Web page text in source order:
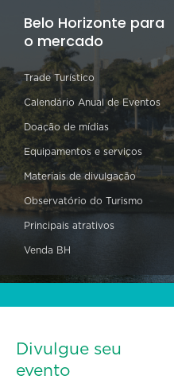
Belo Horizonte para
o mercado
Trade Turístico
Calendário Anual de Eventos
Doação de mídias
Equipamentos e serviços
Materiais de divulgação
Observatório do Turismo
Principais atrativos
Venda BH
Divulgue seu
evento